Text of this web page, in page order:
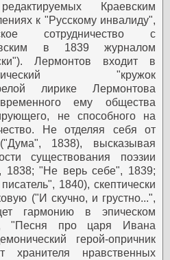
Краевским
к "Русскому инвалиду",
сотрудничество с
в 1839 журналом
Лермонтов входит в
"кружок
лирике Лермонтова
ему общества
не способного на
Не отделяя себя от
1838), высказывая
существования поэзии
1838; "Не верь себе", 1839;
1840), скептически
("И скучно, и грустно...",
гармонию в эпическом
"Песня про царя Ивана
герой-опричник
хранителя нравственных